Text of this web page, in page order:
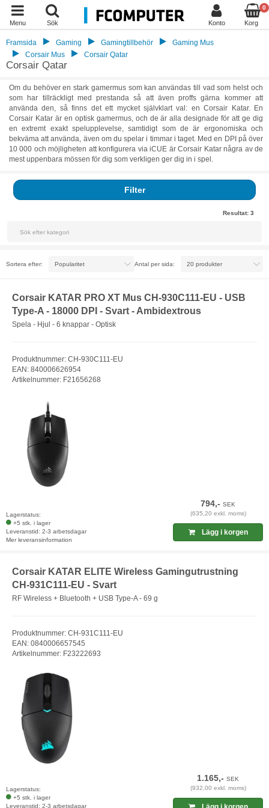
Menu Sök Konto
0
Korg
Framsida Gaming Gamingtillbehör
Gaming Mus
Corsair Mus
Corsair Qatar
Corsair Qatar
Om du behöver en stark gamermus som kan användas till vad som helst och
som har tillräckligt med prestanda så att även proffs gärna kommer att
använda den, så finns det ett mycket självklart val: en Corsair Katar. En
Corsair Katar är en optisk gamermus, och de är alla designade för att ge dig
en extremt exakt spelupplevelse, samtidigt som de är ergonomiska och
bekväma att använda, även om du spelar i timmar i taget. Med en DPI på över
10 000 och möjligheten att konfigurera via iCUE är Corsair Katar några av de
mest uppenbara mössen för dig som verkligen ger dig in i spel.
Filter
Resultat: 3
Sortera efter: Antal per sida:
Corsair KATAR PRO XT Mus CH-930C111-EU - USB
Type-A - 18000 DPI - Svart - Ambidextrous
Spela - Hjul - 6 knappar - Optisk
Produktnummer: CH-930C111-EU
EAN: 840006626954
Artikelnummer: F21656268
Lagerstatus:
+5 stk. i lager
Leveranstid: 2-3 arbetsdagar
Mer leveransinformation
794,-SEK
(635,20 exkl. moms)
Lägg i korgen
Corsair KATAR ELITE Wireless Gamingutrustning
CH-931C111-EU - Svart
RF Wireless + Bluetooth + USB Type-A - 69 g
Produktnummer: CH-931C111-EU
EAN: 0840006657545
Artikelnummer: F23222693
Lagerstatus:
+5 stk. i lager
Leveranstid: 2-3 arbetsdagar
1.165,-SEK
(932,00 exkl. moms)